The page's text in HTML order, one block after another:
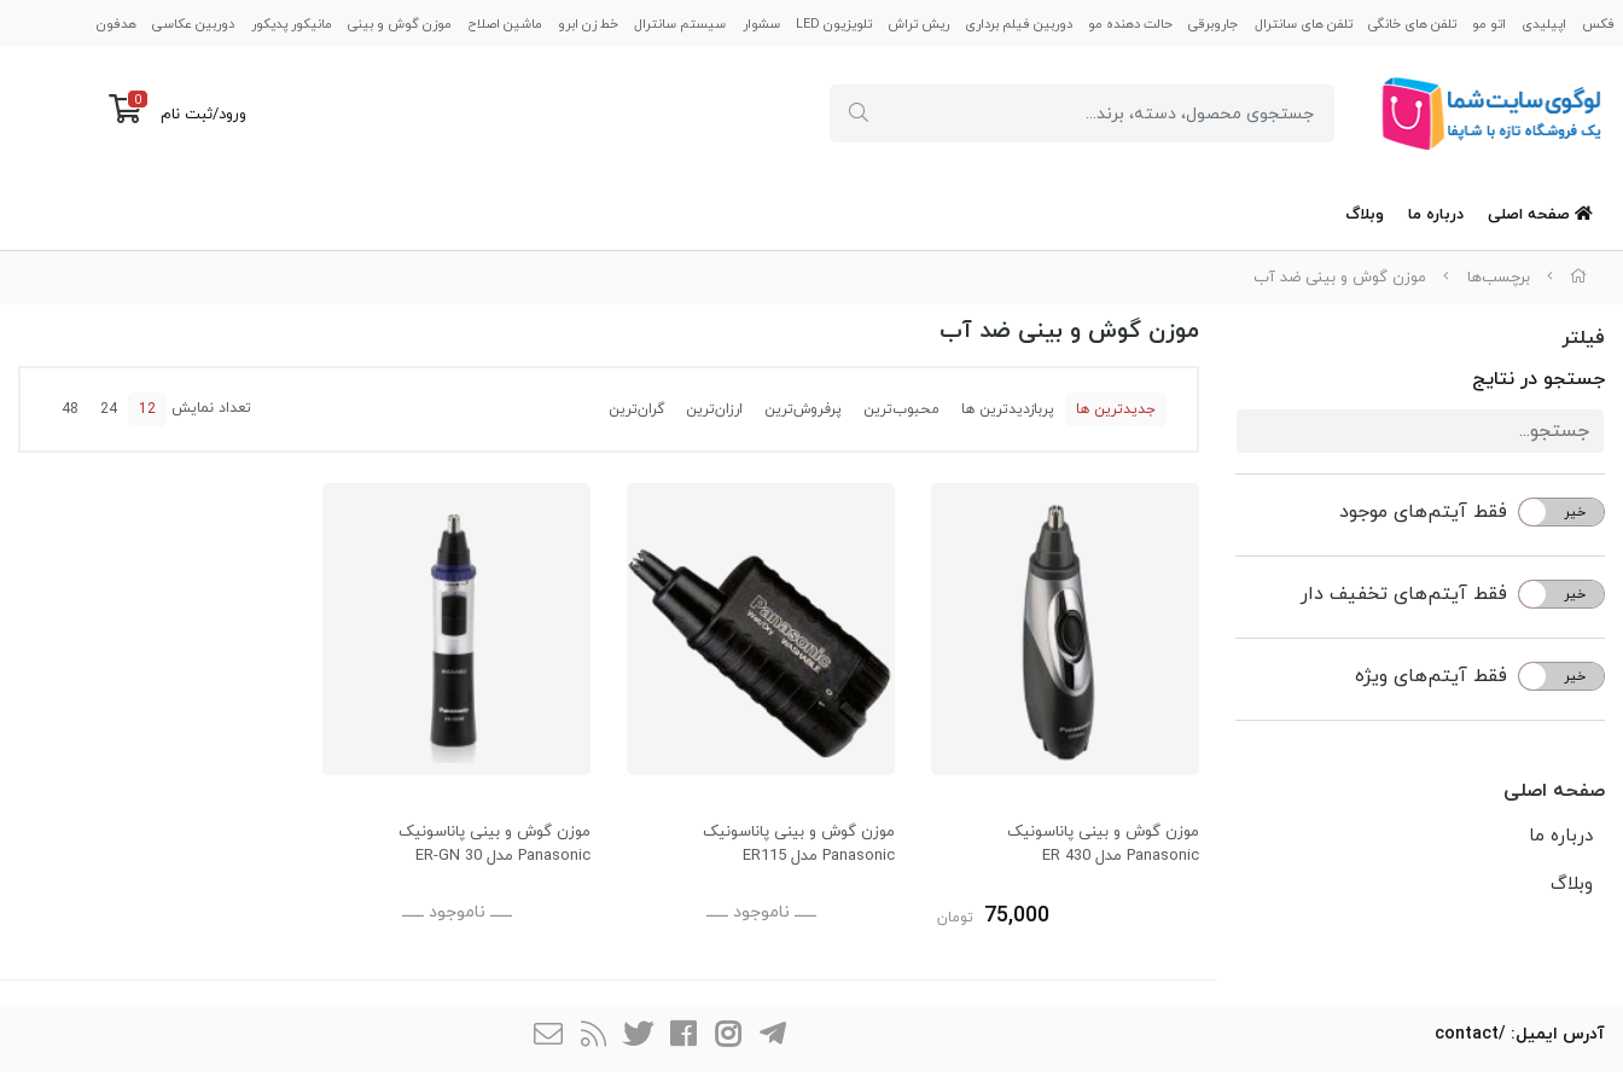
فکس اپیلیدی اتو مو تلفن های خانگی تلفن های سانترال جاروبرقی حالت دهنده مو دوربین فیلم برداری ریش تراش تلویزیون LED سشوار سیستم سانترال خط زن ابرو ماشین اصلاح موزن گوش و بینی مانیکور پدیکور دوربین عکاسی هدفون
ورود/ثبت نام
0
صفحه اصلی درباره ما وبلاگ
برچسب‌ها موزن گوش و بینی ضد آب
فیلتر
جستجو در نتایج
بله خیر فقط آیتم‌های موجود
بله خیر فقط آیتم‌های تخفیف دار
بله خیر فقط آیتم‌های ویژه
صفحه اصلی
درباره ما
وبلاگ
موزن گوش و بینی ضد آب
جدیدترین ها پربازدیدترین ها محبوب‌‌ترین پرفروش‌ترین ارزان‌ترین گران‌ترین تعداد نمایش 12
24
48
موزن گوش و بینی پاناسونیک
Panasonic مدل ER 430
75,000 تومان
موزن گوش و بینی پاناسونیک
Panasonic مدل ER115
ــــــ ناموجود ــــــ
موزن گوش و بینی پاناسونیک
Panasonic مدل ER-GN 30
ــــــ ناموجود ــــــ
آدرس ایمیل: /contact